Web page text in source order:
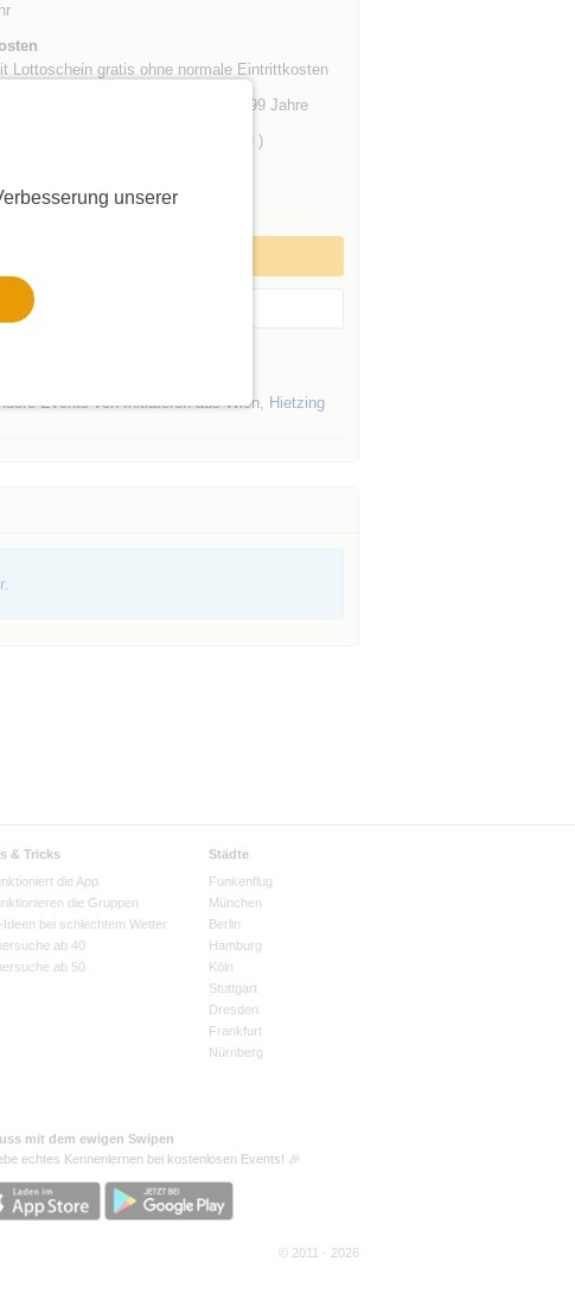
unserer
Lottoschein gratis ohne normale Eintrittkosten
ab 18 Jahre bis 99 Jahre
4 (3 Männer und eine Frau )
Begleitpersonen
Events von Initiatoren ausWien, Hietzing
& Tricks
die App
die Gruppen
Ideen bei schlechtem Wetter
ab 40
ab 50
Städte
Funkenflug
München
Berlin
Hamburg
Köln
Stuttgart
Dresden
Frankfurt
Nürnberg
mit dem ewigen Swipen
echtes Kennenlernen bei kostenlosen Events! 🎉
© 2011 - 2026